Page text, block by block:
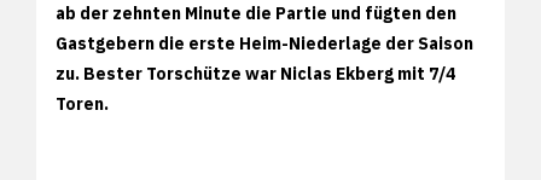
ab der zehnten Minute die Partie und fügten den
Gastgebern die erste Heim-Niederlage der Saison
zu. Bester Torschütze war Niclas Ekberg mit 7/4
Toren.